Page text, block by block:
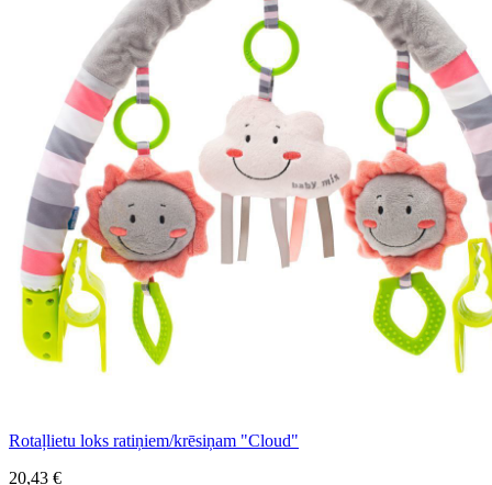
Rotaļlietu loks ratiņiem/krēsiņam "Cloud"
20,43 €